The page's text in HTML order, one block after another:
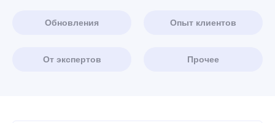
Обновления Опыт клиентов
От экспертов Прочее